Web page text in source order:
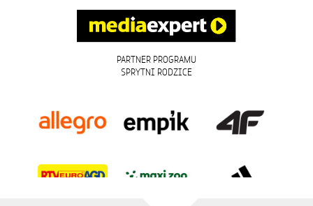
PARTNER PROGRAMU
SPRYTNI RODZICE